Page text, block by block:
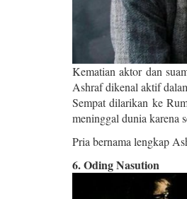
Kematian aktor dan
Ashraf dikenal aktif
Sempat dilarikan ke
meninggal dunia karena
Pria bernama lengkap
6. Oding Nasution